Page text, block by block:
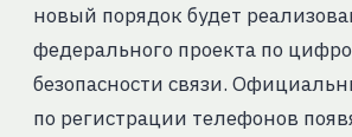
новый порядок будет
федерального проекта по
безопасности связи.
по регистрации телефонов